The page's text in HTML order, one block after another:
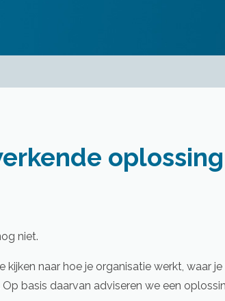
oplossing
niet.
kijken naar hoe je organisatie werkt, waar
basis daarvan adviseren we een